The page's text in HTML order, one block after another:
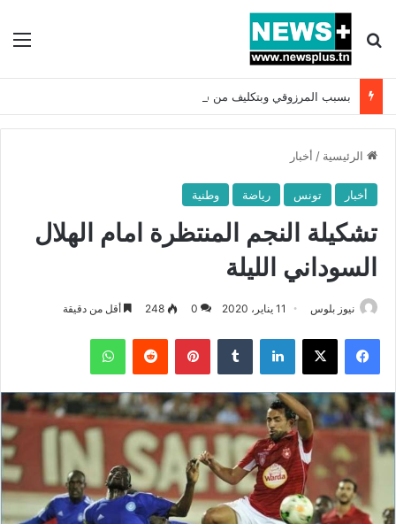
بحث عن
الرئيسية / أخبار
أخبار تونس رياضة وطنية
تشكيلة النجم المنتظرة امام الهلال
السوداني الليلة
نيوز بلوس 11 يناير، 2020 0
248 أقل من دقيقة
فيسبوك X لينكدإن بينتيريست واتساب